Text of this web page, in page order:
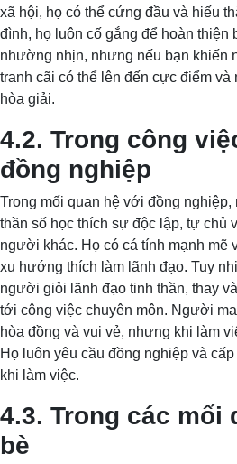
xã hội, họ có thể cứng đầu và hiếu
đình, họ luôn cố gắng để hoàn thiện
nhường nhịn, nhưng nếu bạn khiến
tranh cãi có thể lên đến cực điểm
hòa giải.
4.2. Trong công
đồng nghiệp
Trong mối quan hệ với đồng
thần số học thích sự độc lập, tự chủ
người khác. Họ có cá tính mạnh mẽ
xu hướng thích làm lãnh đạo. Tuy
người giỏi lãnh đạo tinh thần, thay
tới công việc chuyên môn. Người
hòa đồng và vui vẻ, nhưng khi làm
Họ luôn yêu cầu đồng nghiệp và
khi làm việc.
4.3. Trong các mối
bè